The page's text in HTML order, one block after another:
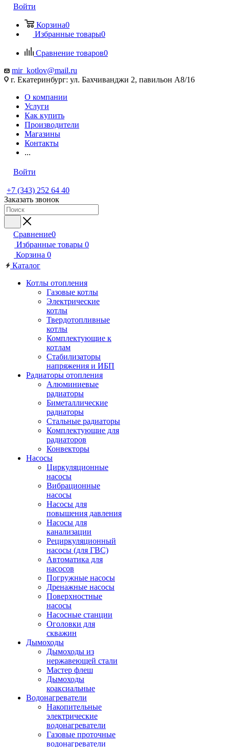
Войти
Корзина0
Избранные товары0
Сравнение товаров0
mir_kotlov@mail.ru
г. Екатеринбург: ул. Бахчиванджи 2, павильон А8/16
О компании
Услуги
Как купить
Производители
Магазины
Контакты
...
Войти
+7 (343) 252 64 40
Заказать звонок
Сравнение0
Избранные товары 0
Корзина 0
Каталог
Котлы отопления
Газовые котлы
Электрические
котлы
Твердотопливные
котлы
Комплектующие к
котлам
Стабилизаторы
напряжения и ИБП
Радиаторы отопления
Алюминиевые
радиаторы
Биметаллические
радиаторы
Стальные радиаторы
Комплектующие для
радиаторов
Конвекторы
Насосы
Циркуляционные
насосы
Вибрационные
насосы
Насосы для
повышения давления
Насосы для
канализации
Рециркуляционный
насосы (для ГВС)
Автоматика для
насосов
Погружные насосы
Дренажные насосы
Поверхностные
насосы
Насосные станции
Оголовки для
скважин
Дымоходы
Дымоходы из
нержавеющей стали
Мастер флеш
Дымоходы
коаксиальные
Водонагреватели
Накопительные
электрические
водонагреватели
Газовые проточные
водонагреватели